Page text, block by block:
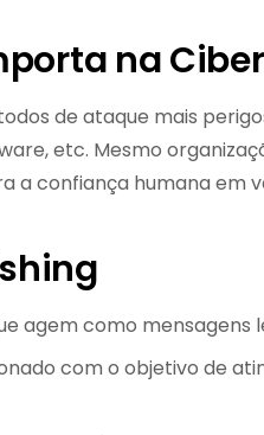
na
de ataque mais
etc. Mesmo
a confiança humana em
agem como mensagens
com o objetivo de